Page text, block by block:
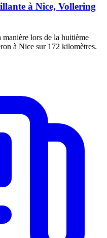
à Nice, Vollering
lors de la huitième
à Nice sur 172 kilomètres.